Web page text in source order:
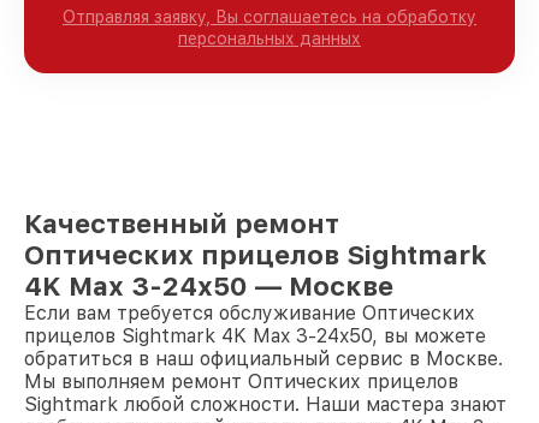
Отправляя заявку, Вы соглашаетесь на обработку
персональных данных
Качественный ремонт
Оптических прицелов Sightmark
4K Max 3-24x50 — Москве
Если вам требуется обслуживание Оптических
прицелов Sightmark 4K Max 3-24x50, вы можете
обратиться в наш официальный сервис в Москве.
Мы выполняем ремонт Оптических прицелов
Sightmark любой сложности. Наши мастера знают